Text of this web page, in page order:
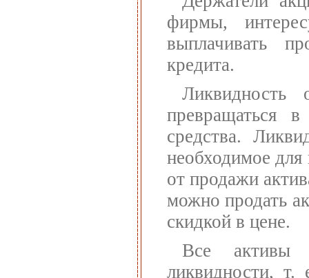
фирмы,
выплачивать
кредита.
Ликвидность
превращаться
средства.
необходимое
от продажи
можно продать
скидкой в цене.
Все активы
ликвидности,